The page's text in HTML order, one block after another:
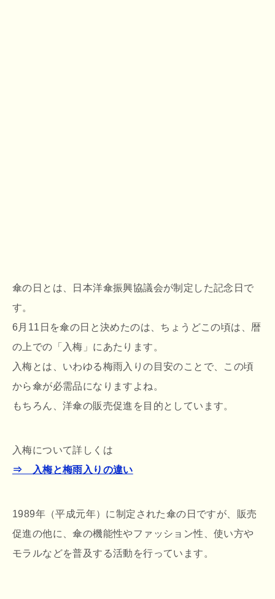
傘の日とは、日本洋傘振興協議会が制定した記念日で
す。
6月11日を傘の日と決めたのは、ちょうどこの頃は、暦
の上での「入梅」にあたります。
入梅とは、いわゆる梅雨入りの目安のことで、この頃
から傘が必需品になりますよね。
もちろん、洋傘の販売促進を目的としています。
入梅について詳しくは
⇒ 入梅と梅雨入りの違い
1989年（平成元年）に制定された傘の日ですが、販売
促進の他に、傘の機能性やファッション性、使い方や
モラルなどを普及する活動を行っています。